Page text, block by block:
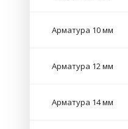
Арматура 10 мм
Арматура 12 мм
Арматура 14 мм